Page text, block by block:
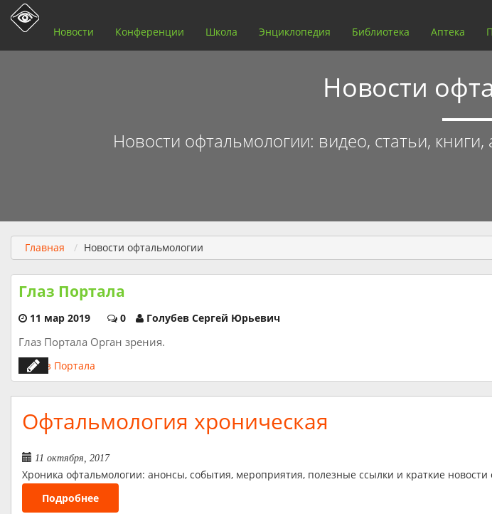
Новости
Новости офтальмологии: видео, статьи,
Новости Конференции Школа Энциклопедия Библиотека Аптека
Главная Новости офтальмологии
Глаз Портала
11 мар 2019 0 Голубев Сергей Юрьевич
Глаз Портала Орган зрения.
Офтальмология хроническая
11 октября, 2017
Хроника офтальмологии: анонсы, события, мероприятия, полезные ссылки и краткие новости
Подробнее